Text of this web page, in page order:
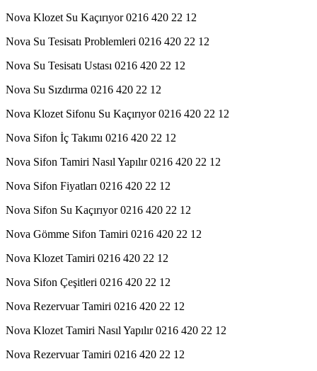
Nova Klozet Su Kaçırıyor 0216 420 22 12
Nova Su Tesisatı Problemleri 0216 420 22 12
Nova Su Tesisatı Ustası 0216 420 22 12
Nova Su Sızdırma 0216 420 22 12
Nova Klozet Sifonu Su Kaçırıyor 0216 420 22 12
Nova Sifon İç Takımı 0216 420 22 12
Nova Sifon Tamiri Nasıl Yapılır 0216 420 22 12
Nova Sifon Fiyatları 0216 420 22 12
Nova Sifon Su Kaçırıyor 0216 420 22 12
Nova Gömme Sifon Tamiri 0216 420 22 12
Nova Klozet Tamiri 0216 420 22 12
Nova Sifon Çeşitleri 0216 420 22 12
Nova Rezervuar Tamiri 0216 420 22 12
Nova Klozet Tamiri Nasıl Yapılır 0216 420 22 12
Nova Rezervuar Tamiri 0216 420 22 12